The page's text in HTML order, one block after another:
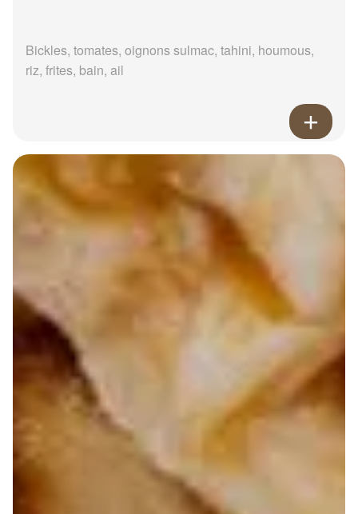
Bickles, tomates, oignons sulmac, tahini, houmous,
riz, frites, bain, ail